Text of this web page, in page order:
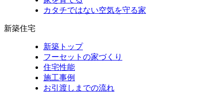
カタチではない空気を守る家
新築住宅
新築トップ
フーセットの家づくり
住宅性能
施工事例
お引渡しまでの流れ